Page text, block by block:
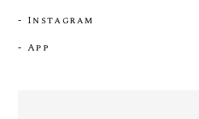
- Instagram
- App